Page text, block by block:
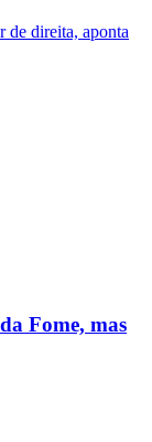
de direita, aponta
Fome, mas